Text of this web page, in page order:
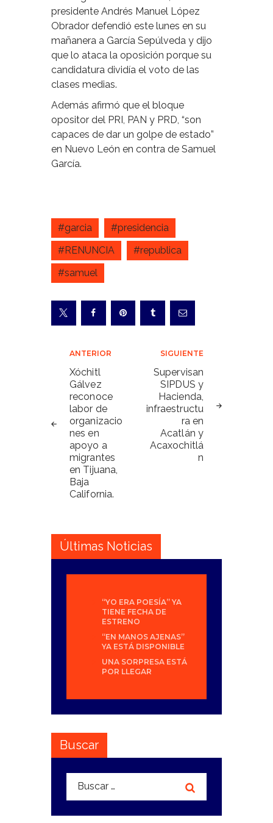
presidente Andrés Manuel López
Obrador defendió este lunes en su
mañanera a García Sepúlveda y dijo
que lo ataca la oposición porque su
candidatura dividía el voto de las
clases medias.
Además afirmó que el bloque
opositor del PRI, PAN y PRD, “son
capaces de dar un golpe de estado”
en Nuevo León en contra de Samuel
García.
#garcia
#presidencia
#RENUNCIA
#republica
#samuel
Navegación
de
entradas
ANTERIOR
Xóchitl
Gálvez
reconoce
labor de
organizacio
nes en
apoyo a
migrantes
en Tijuana,
Baja
California.
SIGUIENTE
Supervisan
SIPDUS y
Hacienda,
infraestructu
ra en
Acatlán y
Acaxochitlá
n
Últimas Noticias
“YO ERA POESÍA” YA
TIENE FECHA DE
ESTRENO
“EN MANOS AJENAS”
YA ESTÁ DISPONIBLE
UNA SORPRESA ESTÁ
POR LLEGAR
Buscar
Buscar: